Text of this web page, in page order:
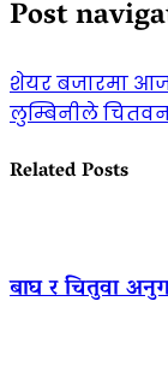
Post
शेयर बजारमा आज
लुम्बिनीले
Related Posts
बाघ र चितुवा